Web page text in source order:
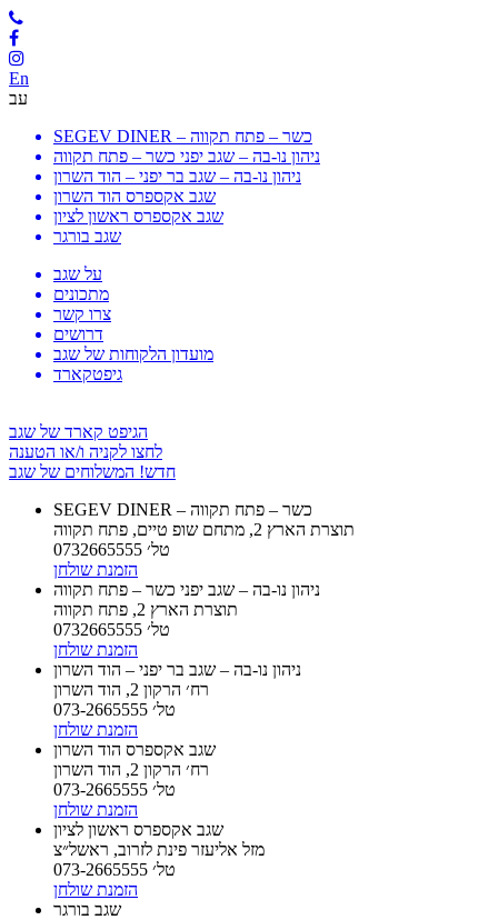
En
עב
SEGEV DINER – כשר – פתח תקווה
ניהון נו-בה – שגב יפני כשר – פתח תקווה
ניהון נו-בה – שגב בר יפני – הוד השרון
שגב אקספרס הוד השרון
שגב אקספרס ראשון לציון
שגב בורגר
על שגב
מתכונים
צרו קשר
דרושים
מועדון הלקוחות של שגב
גיפטקארד
הגיפט קארד של שגב
לחצו לקניה ו/או הטענה
חדש! המשלוחים של שגב
SEGEV DINER – כשר – פתח תקווה
תוצרת הארץ 2, מתחם שופ טיים, פתח תקווה
טל׳ 0732665555
הזמנת שולחן
ניהון נו-בה – שגב יפני כשר – פתח תקווה
תוצרת הארץ 2, פתח תקווה
טל׳ 0732665555
הזמנת שולחן
ניהון נו-בה – שגב בר יפני – הוד השרון
רח׳ הרקון 2, הוד השרון
טל׳ 073-2665555
הזמנת שולחן
שגב אקספרס הוד השרון
רח׳ הרקון 2, הוד השרון
טל׳ 073-2665555
הזמנת שולחן
שגב אקספרס ראשון לציון
מזל אליעזר פינת לזרוב, ראשל״צ
טל׳ 073-2665555
הזמנת שולחן
שגב בורגר